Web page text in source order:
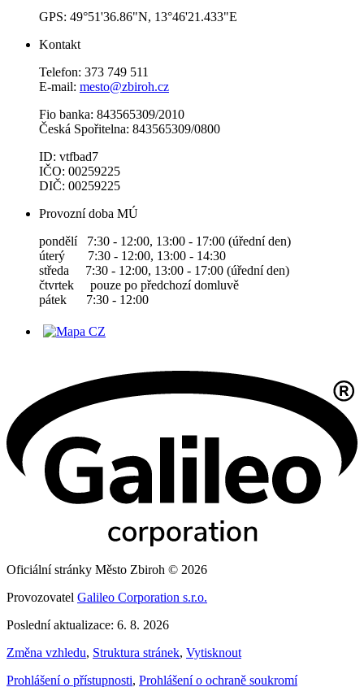
GPS: 49°51'36.86"N, 13°46'21.433"E
Kontakt
Telefon: 373 749 511
E-mail: mesto@zbiroh.cz
Fio banka: 843565309/2010
Česká Spořitelna: 843565309/0800
ID: vtfbad7
IČO: 00259225
DIČ: 00259225
Provozní doba MÚ
pondělí 7:30 - 12:00, 13:00 - 17:00 (úřední den)
úterý 7:30 - 12:00, 13:00 - 14:30
středa 7:30 - 12:00, 13:00 - 17:00 (úřední den)
čtvrtek pouze po předchozí domluvě
pátek 7:30 - 12:00
Oficiální stránky Město Zbiroh © 2026
Provozovatel Galileo Corporation s.r.o.
Poslední aktualizace: 6. 8. 2026
Změna vzhledu, Struktura stránek, Vytisknout
Prohlášení o přístupnosti, Prohlášení o ochraně soukromí